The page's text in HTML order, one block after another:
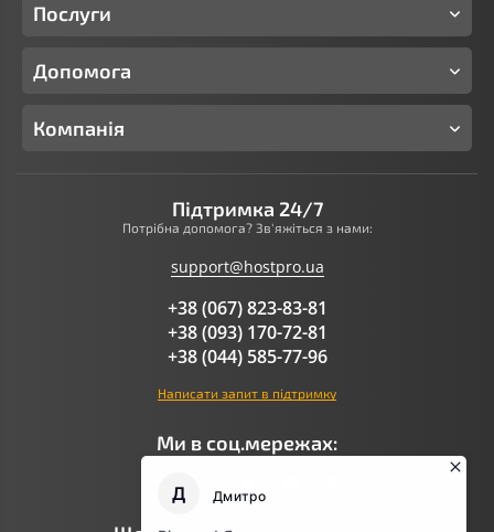
Послуги
Допомога
Компанія
Підтримка 24/7
Потрібна допомога? Зв'яжіться з нами:
support@hostpro.ua
+38 (067) 823-83-81
+38 (093) 170-72-81
+38 (044) 585-77-96
Написати запит в підтримку
Ми в соц.мережах: